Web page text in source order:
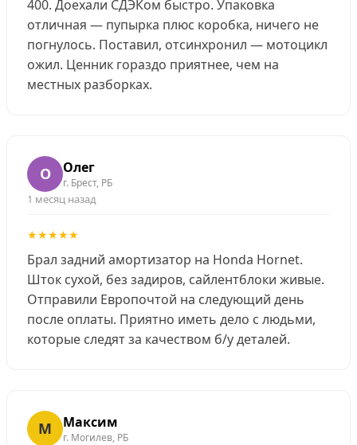
400. Доехали СДЭКом быстро. Упаковка
отличная — пупырка плюс коробка, ничего не
погнулось. Поставил, отсинхронил — мотоцикл
ожил. Ценник гораздо приятнее, чем на
местных разборках.
О Олег
г. Брест, РБ
1 месяц назад
★★★★★
Брал задний амортизатор на Honda Hornet.
Шток сухой, без задиров, сайлентблоки живые.
Отправили Европочтой на следующий день
после оплаты. Приятно иметь дело с людьми,
которые следят за качеством б/у деталей.
М Максим
г. Могилев, РБ